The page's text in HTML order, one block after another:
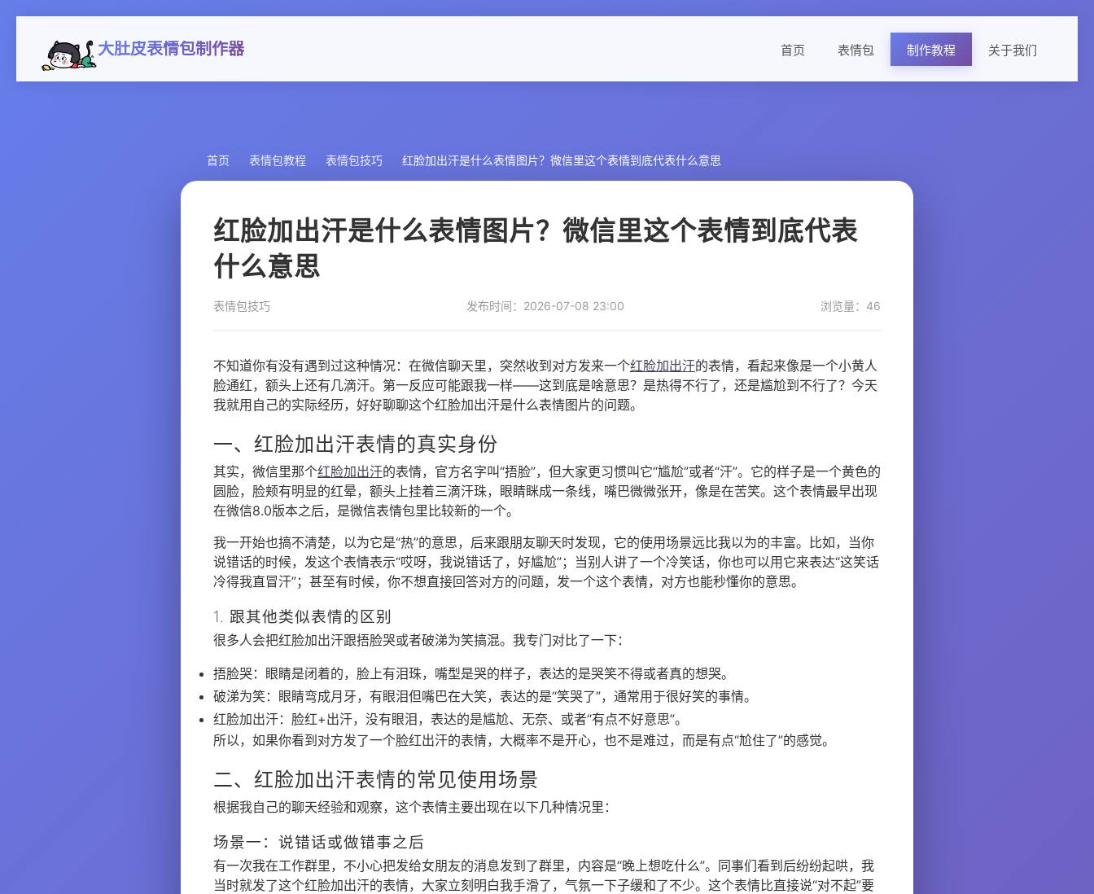
大肚皮表情包制作器 首页 表情包 制作教程 关于我们
首页 表情包教程 表情包技巧 红脸加出汗是什么表情图片？微信里这个表情到底代表什么意思
红脸加出汗是什么表情图片？微信里这个表情到底代表
什么意思
表情包技巧 发布时间：2026-07-08 23:00 浏览量：46
不知道你有没有遇到过这种情况：在微信聊天里，突然收到对方发来一个红脸加出汗的表情，看起来像是一个小黄人
脸通红，额头上还有几滴汗。第一反应可能跟我一样——这到底是啥意思？是热得不行了，还是尴尬到不行了？今天
我就用自己的实际经历，好好聊聊这个红脸加出汗是什么表情图片的问题。
一、红脸加出汗表情的真实身份
其实，微信里那个红脸加出汗的表情，官方名字叫“捂脸”，但大家更习惯叫它“尴尬”或者“汗”。它的样子是一个黄色的
圆脸，脸颊有明显的红晕，额头上挂着三滴汗珠，眼睛眯成一条线，嘴巴微微张开，像是在苦笑。这个表情最早出现
在微信8.0版本之后，是微信表情包里比较新的一个。
我一开始也搞不清楚，以为它是“热”的意思，后来跟朋友聊天时发现，它的使用场景远比我以为的丰富。比如，当你
说错话的时候，发这个表情表示“哎呀，我说错话了，好尴尬”；当别人讲了一个冷笑话，你也可以用它来表达“这笑话
冷得我直冒汗”；甚至有时候，你不想直接回答对方的问题，发一个这个表情，对方也能秒懂你的意思。
1. 跟其他类似表情的区别
很多人会把红脸加出汗跟捂脸哭或者破涕为笑搞混。我专门对比了一下：
捂脸哭：眼睛是闭着的，脸上有泪珠，嘴型是哭的样子，表达的是哭笑不得或者真的想哭。
破涕为笑：眼睛弯成月牙，有眼泪但嘴巴在大笑，表达的是“笑哭了”，通常用于很好笑的事情。
红脸加出汗：脸红+出汗，没有眼泪，表达的是尴尬、无奈、或者“有点不好意思”。
所以，如果你看到对方发了一个脸红出汗的表情，大概率不是开心，也不是难过，而是有点“尬住了”的感觉。
二、红脸加出汗表情的常见使用场景
根据我自己的聊天经验和观察，这个表情主要出现在以下几种情况里：
场景一：说错话或做错事之后
有一次我在工作群里，不小心把发给女朋友的消息发到了群里，内容是“晚上想吃什么”。同事们看到后纷纷起哄，我
当时就发了这个红脸加出汗的表情，大家立刻明白我手滑了，气氛一下子缓和了不少。这个表情比直接说“对不起”要